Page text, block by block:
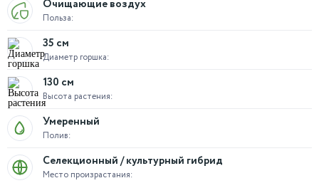
Польза:
Очищающие воздух
Диаметр горшка:
35 см
Высота растения:
130 см
Полив:
Умеренный
Место произрастания:
Селекционный / культурный гибрид